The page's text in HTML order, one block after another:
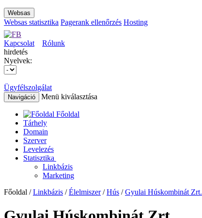
Websas
Websas statisztika Pagerank ellenőrzés Hosting
Kapcsolat
Rólunk
hirdetés
Nyelvek:
Ügyfélszolgálat
Navigáció Menü kiválasztása
Főoldal
Tárhely
Domain
Szerver
Levelezés
Statisztika
Linkbázis
Marketing
Főoldal /Linkbázis /Élelmiszer/Hús /Gyulai Húskombinát Zrt.